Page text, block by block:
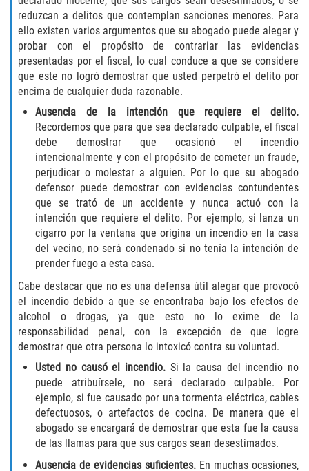
Invasión Agravada de Propiedad
Ajena
Invasión de Propiedad Ajena
DUI
Audiencia Administrativa del DMV
Conducción Imprudente con
Presencia de Alcohol
Conducción Imprudente sin Presencia
de Alcohol
Cuarta Ofensa de DUI
DUI Causando Lesiones
DUI con Pasajeros Menores de 14
Años
DUI en Menores de Edad
Segunda Ofensa de DUI
Tercera Ofensa de DUI
reduzcan a delitos que contemplan sanciones menores. Para
ello existen varios argumentos que su abogado puede alegar y
probar con el propósito de contrariar las evidencias
presentadas por el fiscal, lo cual conduce a que se considere
que este no logró demostrar que usted perpetró el delito por
encima de cualquier duda razonable.
Ausencia de la intención que requiere el delito.
Recordemos que para que sea declarado culpable, el fiscal
debe demostrar que ocasionó el incendio
intencionalmente y con el propósito de cometer un fraude,
perjudicar o molestar a alguien. Por lo que su abogado
defensor puede demostrar con evidencias contundentes
que se trató de un accidente y nunca actuó con la
intención que requiere el delito. Por ejemplo, si lanza un
cigarro por la ventana que origina un incendio en la casa
del vecino, no será condenado si no tenía la intención de
prender fuego a esta casa.
Cabe destacar que no es una defensa útil alegar que provocó
el incendio debido a que se encontraba bajo los efectos de
alcohol o drogas, ya que esto no lo exime de la
responsabilidad penal, con la excepción de que logre
demostrar que otra persona lo intoxicó contra su voluntad.
Usted no causó el incendio. Si la causa del incendio no
puede atribuírsele, no será declarado culpable. Por
ejemplo, si fue causado por una tormenta eléctrica, cables
defectuosos, o artefactos de cocina. De manera que el
abogado se encargará de demostrar que esta fue la causa
de las llamas para que sus cargos sean desestimados.
Ausencia de evidencias suficientes. En muchas ocasiones,